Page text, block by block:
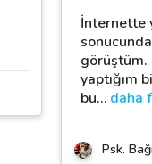
İnternette
görüştüm.
yaptığım
bu… daha
Psk.